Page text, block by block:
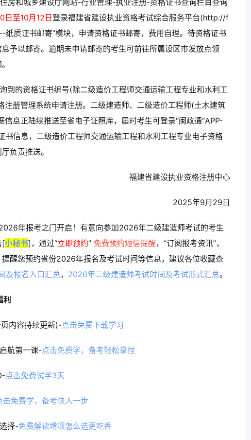
房和城乡建设厅网站-行业管理-执业注册-资格证书查询栏目查询
至10月12日 登录福建省建设执业资格考试综合服务平台(http://f
质证书邮寄”模块，申请资格证书邮寄，费用自理。待资格证书
予以邮寄。逾期未申请邮寄的考生可前往所属设区市发放点领
到的资格证书编号(除二级造价工程师交通运输工程专业和水利工
注册管理系统申请注册。二级建造师、二级造价工程师(土木建筑
息正陆续推送至省电子证照库，届时考生可登录“闽政通”APP-
书信息，二级造价工程师交通运输工程和水利工程专业电子资格
负责推送。
福建省建设执业资格注册中心
2025年9月29日
年报考之门开启！有意向参加2026年二级建造师考试的考生
[小秘书]，通过“立即预约” 免费预约短信提醒，“订阅报考资讯”，
醒您预约省份2026年报名及考试时间等信息，建议各位收藏查
及报名入口汇总， 2026年二级建造师考试时间及考试形式汇总。
内容持续更新)-点击免费下载学习
航第一课-点击免费学，备考轻松拿捏
点击免费试学3天
击免费学，备考快人一步
择-免费解读增项怎么选更吃香